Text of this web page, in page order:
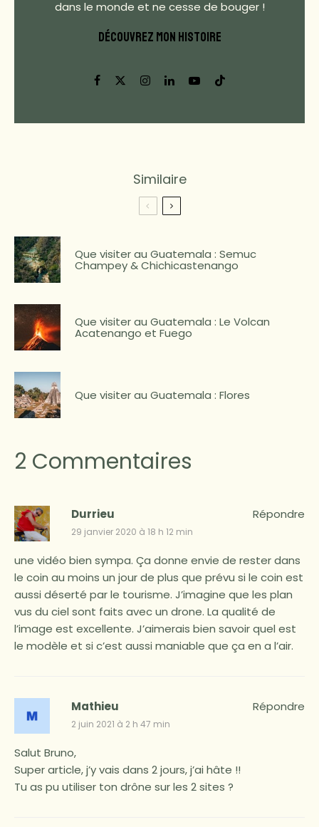
dans le monde et ne cesse de bouger !
DÉCOUVREZ MON HISTOIRE
Similaire
Que visiter au Guatemala : Semuc
Champey & Chichicastenango
Que visiter au Guatemala : Le Volcan
Acatenango et Fuego
Que visiter au Guatemala : Flores
2 Commentaires
Durrieu
29 janvier 2020 à 18 h 12 min
une vidéo bien sympa. Ça donne envie de rester dans
le coin au moins un jour de plus que prévu si le coin est
aussi déserté par le tourisme. J’imagine que les plan
vus du ciel sont faits avec un drone. La qualité de
l’image est excellente. J’aimerais bien savoir quel est
le modèle et si c’est aussi maniable que ça en a l’air.
Répondre
Mathieu
2 juin 2021 à 2 h 47 min
Salut Bruno,
Super article, j’y vais dans 2 jours, j’ai hâte !!
Tu as pu utiliser ton drône sur les 2 sites ?
Répondre